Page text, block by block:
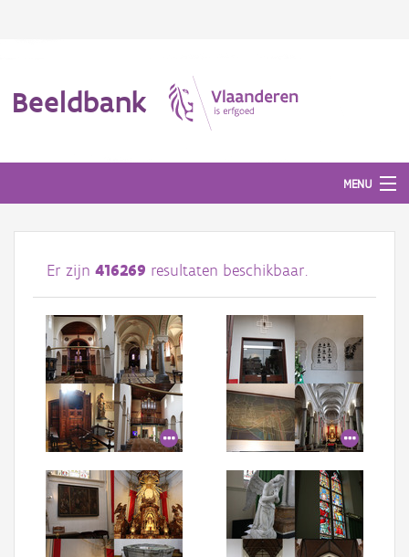
Beeldbank
MENU
Afbeeldingen
#BeeldIndeKijker
Hergebruik
Over ons
Aanmelden
Er zijn 416269 resultaten beschikbaar.